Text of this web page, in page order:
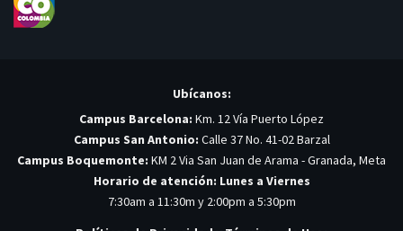
Ubícanos:
Campus Barcelona: Km. 12 Vía Puerto López
Campus San Antonio: Calle 37 No. 41-02 Barzal
Campus Boquemonte: KM 2 Via San Juan de Arama - Granada, Meta
Horario de atención: Lunes a Viernes
7:30am a 11:30m y 2:00pm a 5:30pm